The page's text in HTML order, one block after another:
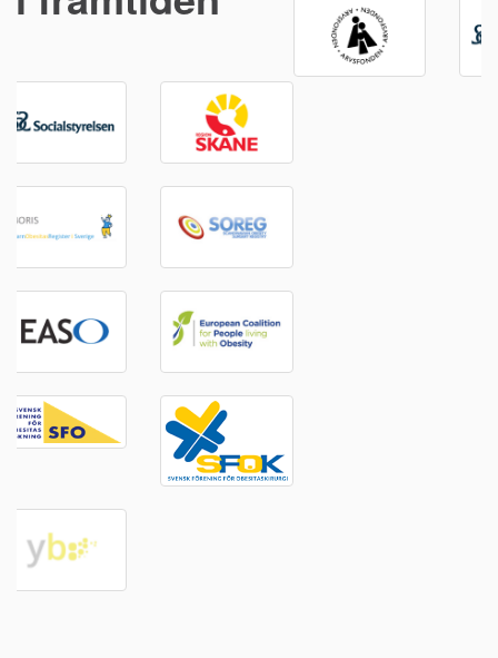
Kontakta oss
Riksförbundet Obesitas Sverige
073-687 84 51
info@obesitassverige.se
Anmäl dig till vårt nyhetsbrev - klicka här
Policy
Vår cookie och personuppgiftspolicy